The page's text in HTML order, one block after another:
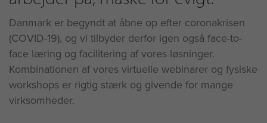
Danmark er begyndt at åbne op efter coronakrisen
(COVID-19), og vi tilbyder derfor igen også face-to-
face læring og facilitering af vores løsninger.
Kombinationen af vores virtuelle webinarer og fysiske
workshops er rigtig stærk og givende for mange
virksomheder.